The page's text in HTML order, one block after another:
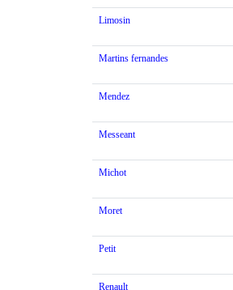
Limosin
Martins fernandes
Mendez
Messeant
Michot
Moret
Petit
Renault